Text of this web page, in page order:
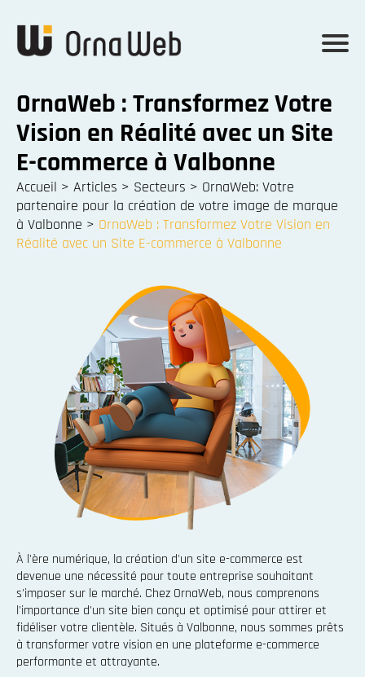
OrnaWeb : Transformez Votre
Vision en Réalité avec un Site
E-commerce à Valbonne
Accueil > Articles > Secteurs > OrnaWeb: Votre
partenaire pour la création de votre image de marque
à Valbonne > OrnaWeb : Transformez Votre Vision en
Réalité avec un Site E-commerce à Valbonne
À l'ère numérique, la création d'un site e-commerce est
devenue une nécessité pour toute entreprise souhaitant
s'imposer sur le marché. Chez OrnaWeb, nous comprenons
l'importance d'un site bien conçu et optimisé pour attirer et
fidéliser votre clientèle. Situés à Valbonne, nous sommes prêts
à transformer votre vision en une plateforme e-commerce
performante et attrayante.